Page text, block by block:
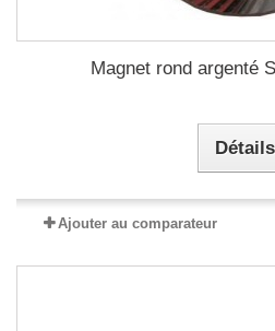
Magnet rond argenté
Détails
Ajouter au comparateur